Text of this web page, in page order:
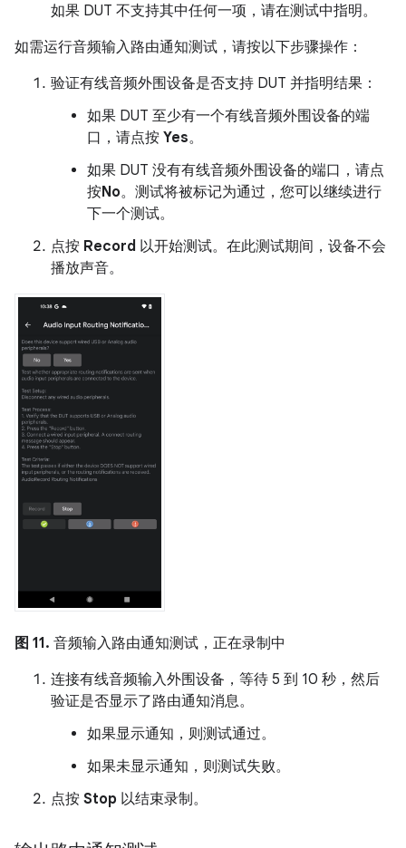
如果 DUT 不支持其中任何一项，请在测试中指明。
如需运行音频输入路由通知测试，请按以下步骤操作：
验证有线音频外围设备是否支持 DUT 并指明结果：
如果 DUT 至少有一个有线音频外围设备的端
口，请点按 Yes。
如果 DUT 没有有线音频外围设备的端口，请点
按No。测试将被标记为通过，您可以继续进行
下一个测试。
点按 Record 以开始测试。在此测试期间，设备不会
播放声音。
图 11. 音频输入路由通知测试，正在录制中
连接有线音频输入外围设备，等待 5 到 10 秒，然后
验证是否显示了路由通知消息。
如果显示通知，则测试通过。
如果未显示通知，则测试失败。
点按 Stop 以结束录制。